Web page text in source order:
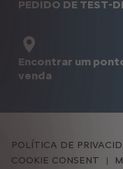
PEDIDO DE TEST-
Encontrar um
venda
POLÍTICA DE
COOKIE CONSENT